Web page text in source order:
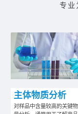
专业
主体物质分析
对样品中含量较高的关键